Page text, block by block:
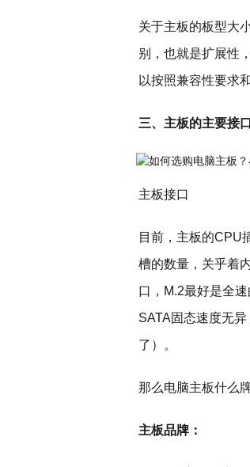
关于主板的板型大
别，也就是扩展性
以按照兼容性要求
三、主板的主要接
主板接口
目前，主板的CPU
槽的数量，关乎着
口，M.2最好是全
SATA固态速度无
了）。
那么电脑主板什么
主板品牌：